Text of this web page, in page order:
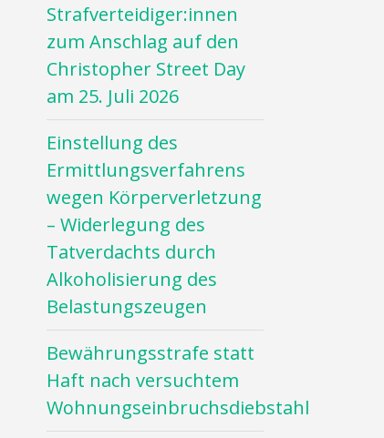
Strafverteidiger:innen
zum Anschlag auf den
Christopher Street Day
am 25. Juli 2026
Einstellung des
Ermittlungsverfahrens
wegen Körperverletzung
– Widerlegung des
Tatverdachts durch
Alkoholisierung des
Belastungszeugen
Bewährungsstrafe statt
Haft nach versuchtem
Wohnungseinbruchsdiebstahl